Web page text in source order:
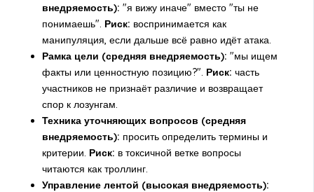
внедряемость): "я вижу иначе" вместо "ты не
понимаешь". Риск: воспринимается как
манипуляция, если дальше всё равно идёт атака.
Рамка цели (средняя внедряемость): "мы ищем
факты или ценностную позицию?". Риск: часть
участников не признаёт различие и возвращает
спор к лозунгам.
Техника уточняющих вопросов (средняя
внедряемость): просить определить термины и
критерии. Риск: в токсичной ветке вопросы
читаются как троллинг.
Управление лентой (высокая внедряемость):